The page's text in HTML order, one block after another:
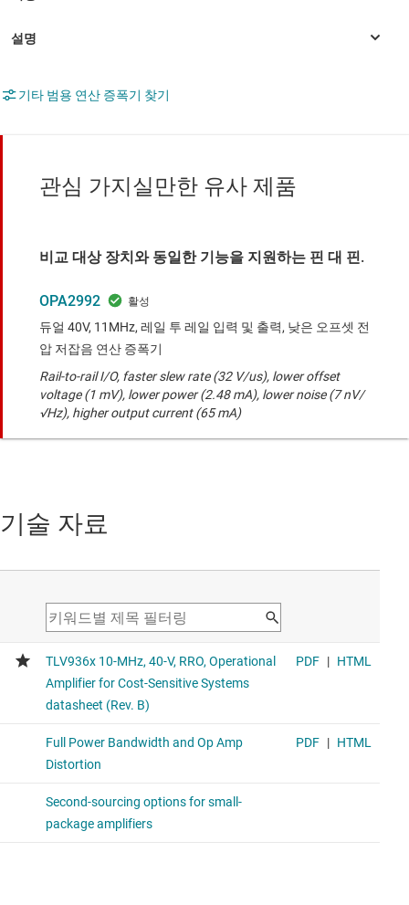
기타 범용 연산 증폭기 찾기
관심 가지실만한 유사 제품
비교 대상 장치와 동일한 기능을 지원하는 핀 대 핀.
OPA2992
듀얼 40V, 11MHz, 레일 투 레일 입력 및 출력, 낮은 오프셋 전
압 저잡음 연산 증폭기
Rail-to-rail I/O, faster slew rate (32 V/us), lower offset
voltage (1 mV), lower power (2.48 mA), lower noise (7 nV/
√Hz), higher output current (65 mA)
기술 자료